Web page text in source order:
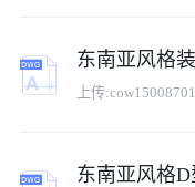
东南亚风格
上传:
东南亚风格